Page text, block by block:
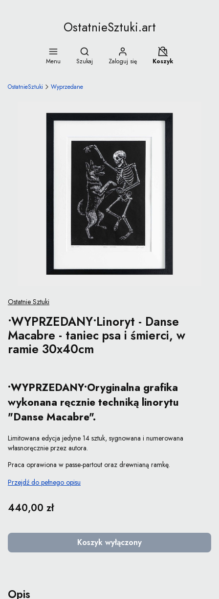
OstatnieSztuki.art
Menu
Otwórz wyszukiwarkę
Szukaj Zaloguj się
Koszyk wyłączony
Koszyk
OstatnieSztuki Wyprzedane
Ostatnie Sztuki
•WYPRZEDANY•Linoryt - Danse
Macabre - taniec psa i śmierci, w
ramie 30x40cm
•WYPRZEDANY•Oryginalna grafika
wykonana ręcznie techniką linorytu
"Danse Macabre".
Limitowana edycja jedyne 14 sztuk, sygnowana i numerowana
własnoręcznie przez autora.
Praca oprawiona w passe-partout oraz drewnianą ramkę.
Przejdź do pełnego opisu
Cena
440,00 zł
Koszyk wyłączony
Opis